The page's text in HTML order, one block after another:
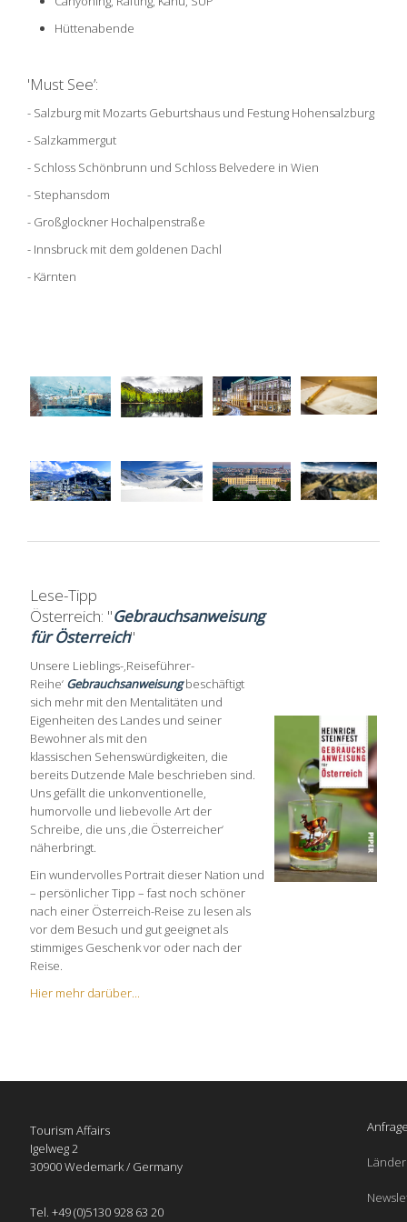
Hüttenabende
'Must See’:
- Salzburg mit Mozarts Geburtshaus und Festung Hohensalzburg
- Salzkammergut
- Schloss Schönbrunn und Schloss Belvedere in Wien
- Stephansdom
- Großglockner Hochalpenstraße
- Innsbruck mit dem goldenen Dachl
- Kärnten
Lese-Tipp
Österreich: "Gebrauchsanweisung
für Österreich"
Unsere Lieblings-‚Reiseführer-
Reihe‘ Gebrauchsanweisungbeschäftigt
sich mehr mit den Mentalitäten und
Eigenheiten des Landes und seiner
Bewohner als mit den
klassischen Sehenswürdigkeiten, die
bereits Dutzende Male beschrieben sind.
Uns gefällt die unkonventionelle,
humorvolle und liebevolle Art der
Schreibe, die uns ‚die Österreicher‘
näherbringt.
Ein wundervolles Portrait dieser Nation und
– persönlicher Tipp – fast noch schöner
nach einer Österreich-Reise zu lesen als
vor dem Besuch und gut geeignet als
stimmiges Geschenk vor oder nach der
Reise.
Hier mehr darüber...
Tourism Affairs
Igelweg 2
30900 Wedemark / Germany
Tel. +49 (0)5130 928 63 20